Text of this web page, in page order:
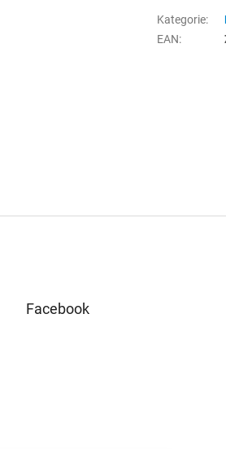
Kategorie:
EAN:
Facebook